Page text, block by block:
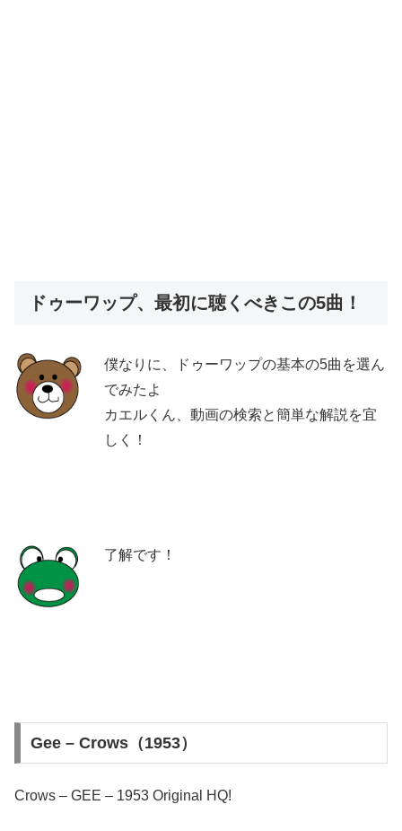
ドゥーワップ、最初に聴くべきこの5曲！
僕なりに、ドゥーワップの基本の5曲を選ん
でみたよ
カエルくん、動画の検索と簡単な解説を宜
しく！
了解です！
Gee – Crows（1953）
Crows – GEE – 1953 Original HQ!